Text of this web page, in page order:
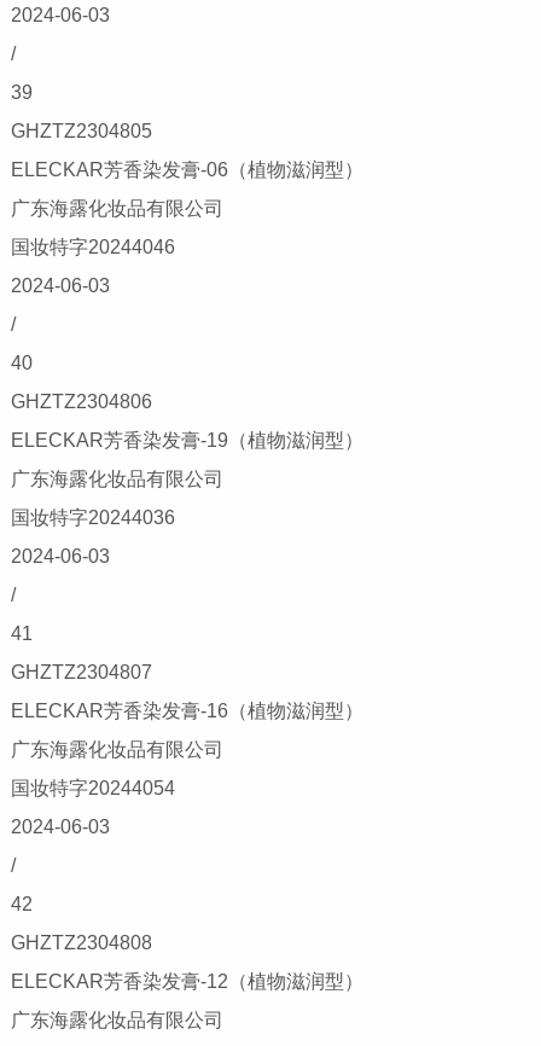
2024-06-03
/
39
GHZTZ2304805
ELECKAR芳香染发膏-06（植物滋润型）
广东海露化妆品有限公司
国妆特字20244046
2024-06-03
/
40
GHZTZ2304806
ELECKAR芳香染发膏-19（植物滋润型）
广东海露化妆品有限公司
国妆特字20244036
2024-06-03
/
41
GHZTZ2304807
ELECKAR芳香染发膏-16（植物滋润型）
广东海露化妆品有限公司
国妆特字20244054
2024-06-03
/
42
GHZTZ2304808
ELECKAR芳香染发膏-12（植物滋润型）
广东海露化妆品有限公司